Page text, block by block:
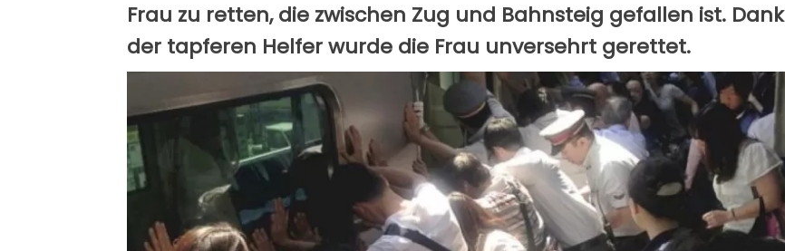
Frau zu retten, die zwischen Zug und Bahnsteig gefallen ist. Dank
der tapferen Helfer wurde die Frau unversehrt gerettet.